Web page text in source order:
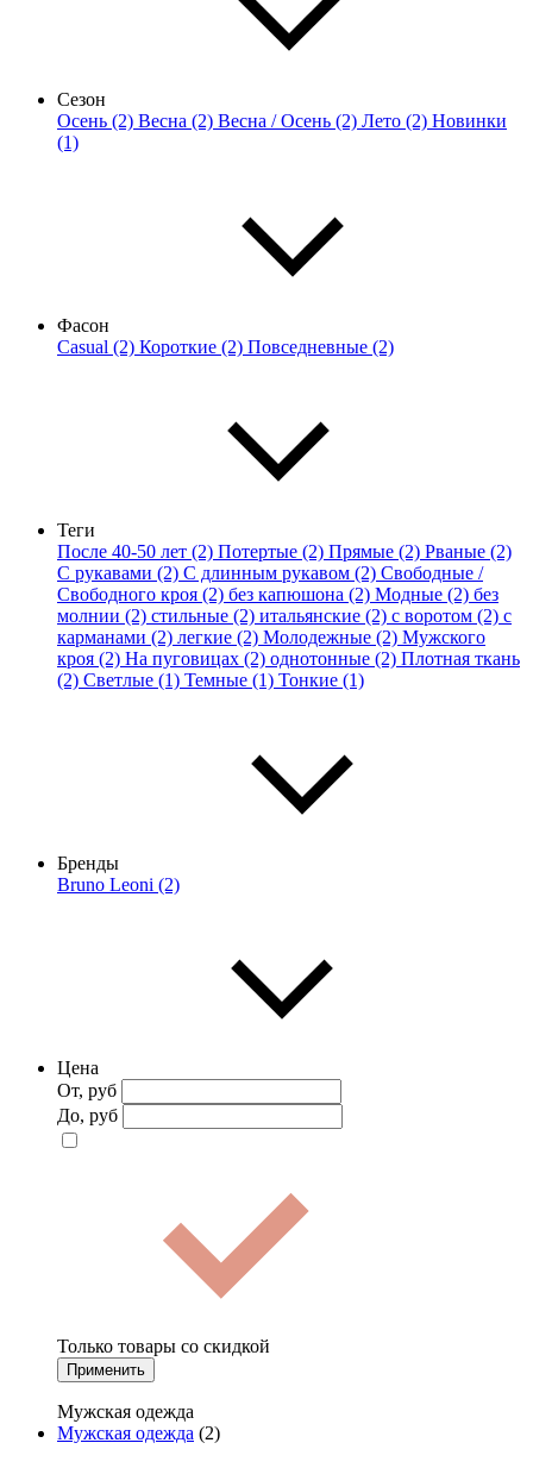
Сезон
Осень (2) Весна (2) Весна / Осень (2) Лето (2) Новинки
(1)
Фасон
Casual (2) Короткие (2) Повседневные (2)
Теги
После 40-50 лет (2) Потертые (2) Прямые (2) Рваные (2)
С рукавами (2) С длинным рукавом (2) Свободные /
Свободного кроя (2) без капюшона (2) Модные (2) без
молнии (2) стильные (2) итальянские (2) с воротом (2) с
карманами (2) легкие (2) Молодежные (2) Мужского
кроя (2) На пуговицах (2) однотонные (2) Плотная ткань
(2) Светлые (1) Темные (1) Тонкие (1)
Бренды
Bruno Leoni (2)
Цена
От, руб
До, руб
Только товары со скидкой
Применить
Мужская одежда
Мужская одежда (2)